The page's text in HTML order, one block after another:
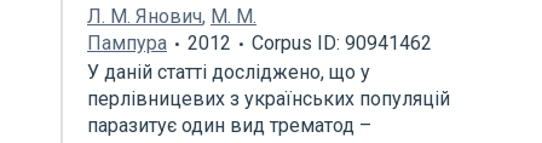
Л. М. Янович, М. М.
Пампура
2012
Corpus ID: 90941462
У даній статті досліджено, що у
перлівницевих з українських популяцій
паразитує один вид трематод –